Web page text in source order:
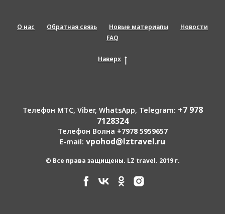
О нас Обратная связь Новые материалы
Новости
FAQ
Наверх
Телефон МТС, Viber, WhatsApp, Telegram: +7 978
7128324
Телефон Волна +7978 5959657
E-mail: vpohod@lztravel.ru
© Все права защищены. LZ travel. 2019 г.